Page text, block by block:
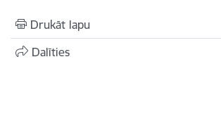
Drukāt lapu
Dalīties